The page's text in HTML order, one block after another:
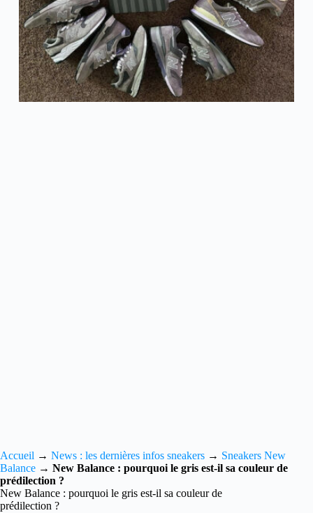
Accueil → News : les dernières infos sneakers → Sneakers New
Balance → New Balance : pourquoi le gris est-il sa couleur de
prédilection ?
New Balance : pourquoi le gris est-il sa couleur de
prédilection ?